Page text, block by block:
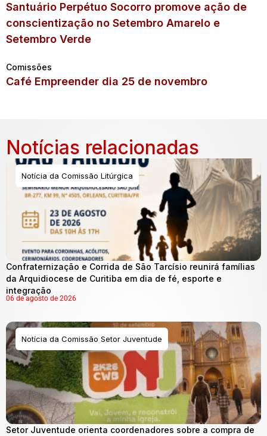
Santuário Perpétuo Socorro promove ação de
conscientização no Setembro Amarelo e
Setembro Verde
Comissões
Café Empreender dia 25 de novembro
Notícias relacionadas
Notícia da Comissão Litúrgica
Confraternização e Corrida de São Tarcísio reunirá famílias
da Arquidiocese de Curitiba em dia de fé, esporte e
integração
06 de agosto de 2026
Notícia da Comissão Setor Juventude
Setor Juventude orienta coordenadores sobre a compra de